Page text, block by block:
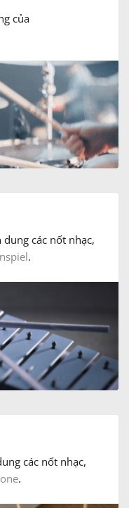
của
các nốt nhạc,
.
các nốt nhạc,
.